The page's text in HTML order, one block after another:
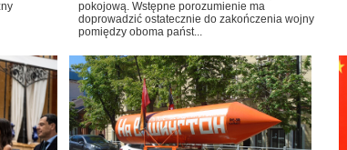
pokojową. Wstępne porozumienie ma
doprowadzić ostatecznie do zakończenia wojny
pomiędzy oboma państ...